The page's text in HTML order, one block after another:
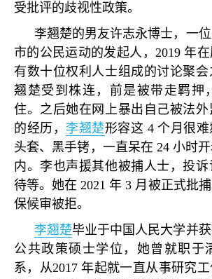
受批评的歧视性政策。
李翘楚的男友许志永博士，一
市的公民运动的发起人， 2019年
有数十位权利人士组成的讨论聚
翘楚受到株连，前是被带走羁押
住。之后她在网上暴出自己被法外
的经历， 李翘楚形容这 4 个月很
头套、黑手铐，一直呆在 24小时
内。李也声援其他被捕人士，投
待等。她在 2021年 3 月被正式批
保候审被拒。
李翘楚毕业于中国人民大学并
公共政策硕士学位，她曾就职于
系，从2017年起就一直从事研究